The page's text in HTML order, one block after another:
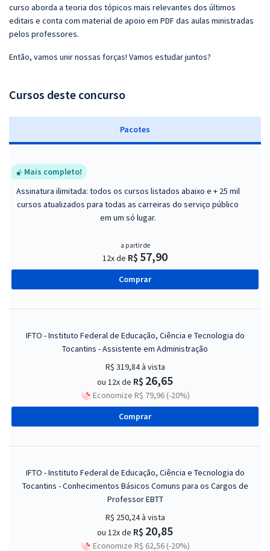
curso aborda a teoria dos tópicos mais relevantes dos últimos
editais e conta com material de apoio em PDF das aulas ministradas
pelos professores.
Então, vamos unir nossas forças! Vamos estudar juntos?
Cursos deste concurso
Pacotes
Mais completo!
Assinatura ilimitada: todos os cursos listados abaixo e + 25 mil
cursos atualizados para todas as carreiras do serviço público
em um só lugar.
a partir de
12x de R$ 57,90
Comprar
IFTO - Instituto Federal de Educação, Ciência e Tecnologia do
Tocantins - Assistente em Administração
R$ 319,84à vista
ou 12x de R$ 26,65
Economize R$ 79,96 (-20%)
Comprar
IFTO - Instituto Federal de Educação, Ciência e Tecnologia do
Tocantins - Conhecimentos Básicos Comuns para os Cargos de
Professor EBTT
R$ 250,24à vista
ou 12x de R$ 20,85
Economize R$ 62,56 (-20%)